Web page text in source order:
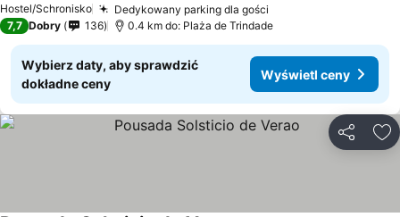
Hostel/Schronisko Dedykowany parking dla gości
7,7 Dobry 136 0.4 km do: Plaża de Trindade
Wybierz daty, aby sprawdzić
dokładne ceny
Wyświetl ceny